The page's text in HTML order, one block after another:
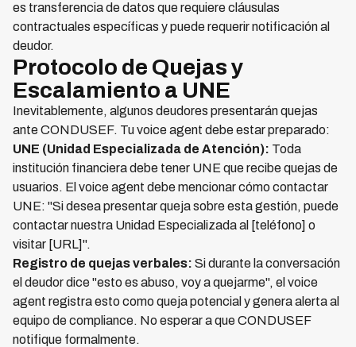
es transferencia de datos que requiere cláusulas
contractuales específicas y puede requerir notificación al
deudor.
Protocolo de Quejas y
Escalamiento a UNE
Inevitablemente, algunos deudores presentarán quejas
ante CONDUSEF. Tu voice agent debe estar preparado:
UNE (Unidad Especializada de Atención): Toda
institución financiera debe tener UNE que recibe quejas de
usuarios. El voice agent debe mencionar cómo contactar
UNE: "Si desea presentar queja sobre esta gestión, puede
contactar nuestra Unidad Especializada al [teléfono] o
visitar [URL]".
Registro de quejas verbales: Si durante la conversación
el deudor dice "esto es abuso, voy a quejarme", el voice
agent registra esto como queja potencial y genera alerta al
equipo de compliance. No esperar a que CONDUSEF
notifique formalmente.